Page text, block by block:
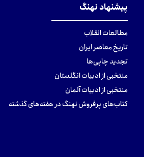
پیشنهاد نهنگ
مطالعات انقلاب
تاریخ معاصر ایران
تجدید چاپی‌ها
منتخبی از ادبیات انگلستان
منتخبی از ادبیات آلمان
کتاب‌های پرفروش نهنگ در هفته‌های گذشته